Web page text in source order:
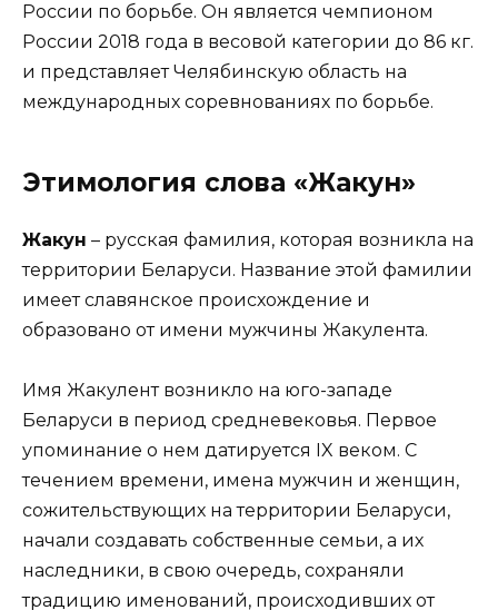
России по борьбе. Он является чемпионом
России 2018 года в весовой категории до 86 кг.
и представляет Челябинскую область на
международных соревнованиях по борьбе.
Этимология слова «Жакун»
Жакун – русская фамилия, которая возникла на
территории Беларуси. Название этой фамилии
имеет славянское происхождение и
образовано от имени мужчины Жакулента.
Имя Жакулент возникло на юго-западе
Беларуси в период средневековья. Первое
упоминание о нем датируется IX веком. С
течением времени, имена мужчин и женщин,
сожительствующих на территории Беларуси,
начали создавать собственные семьи, а их
наследники, в свою очередь, сохраняли
традицию именований, происходивших от